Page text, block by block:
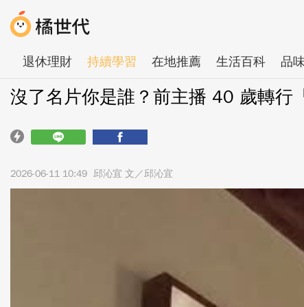
退休理財 持續學習 在地推薦 生活百科 品
沒了名片你是誰？前主播 40 歲轉行
2026-06-11 10:49 邱沁宜 文／邱沁宜